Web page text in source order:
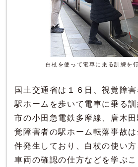
白杖を使って電車に乗る訓練を
国土交通省は１６日、視覚障
駅ホームを歩いて電車に乗る
市の小田急電鉄多摩線、唐木
覚障害者の駅ホーム転落事故
件発生しており、白杖の使い
車両の確認の仕方などを学ぶ